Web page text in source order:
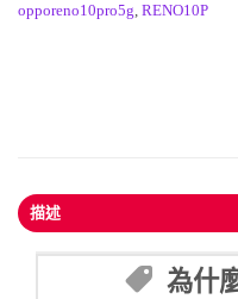
opporeno10pro5g, RENO10P
描述
為什